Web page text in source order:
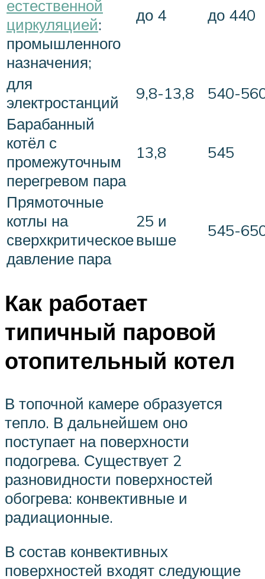
естественной
циркуляцией:
промышленного
назначения;
до 4 до 440
для
электростанций
9,8-13,8
540-
Барабанный
котёл с
промежуточным
перегревом пара
13,8 545
Прямоточные
котлы на
сверхкритическое
давление пара
25 и
выше
545-
Как работает
типичный паровой
отопительный котел
В топочной камере образуется
тепло. В дальнейшем оно
поступает на поверхности
подогрева. Существует 2
разновидности поверхностей
обогрева: конвективные и
радиационные.
В состав конвективных
поверхностей входят следующие